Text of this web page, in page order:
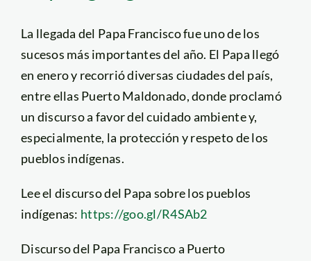
La llegada del Papa Francisco fue uno de los
sucesos más importantes del año. El Papa llegó
en enero y recorrió diversas ciudades del país,
entre ellas Puerto Maldonado, donde proclamó
un discurso a favor del cuidado ambiente y,
especialmente, la protección y respeto de los
pueblos indígenas.
Lee el discurso del Papa sobre los pueblos
indígenas: https://goo.gl/R4SAb2
Discurso del Papa Francisco a Puerto